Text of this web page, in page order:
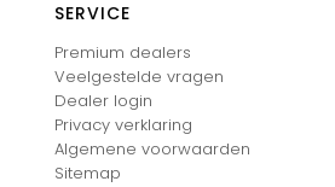
SERVICE
Premium dealers
Veelgestelde vragen
Dealer login
Privacy verklaring
Algemene voorwaarden
Sitemap